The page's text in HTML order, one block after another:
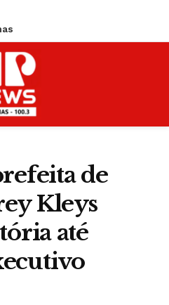
de
Kleys
até